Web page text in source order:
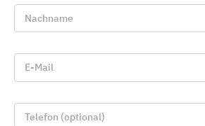
Nachname
E-Mail
Telefon (optional)